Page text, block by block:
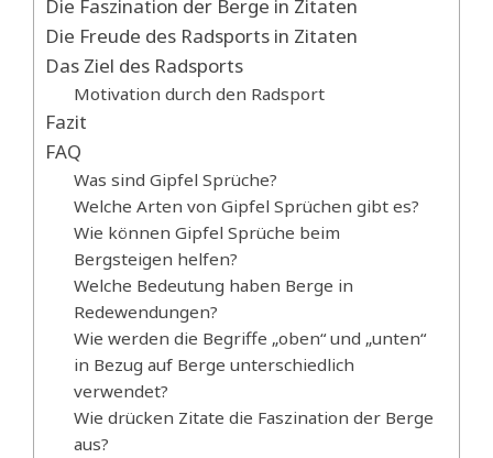
Die Faszination der Berge in Zitaten
Die Freude des Radsports in Zitaten
Das Ziel des Radsports
Motivation durch den Radsport
Fazit
FAQ
Was sind Gipfel Sprüche?
Welche Arten von Gipfel Sprüchen gibt es?
Wie können Gipfel Sprüche beim
Bergsteigen helfen?
Welche Bedeutung haben Berge in
Redewendungen?
Wie werden die Begriffe „oben“ und „unten“
in Bezug auf Berge unterschiedlich
verwendet?
Wie drücken Zitate die Faszination der Berge
aus?